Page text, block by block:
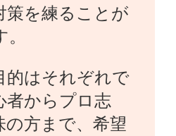
策を練ることが
的はそれぞれで
者からプロ志
の方まで、希望